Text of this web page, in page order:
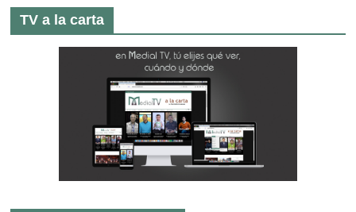
TV a la carta